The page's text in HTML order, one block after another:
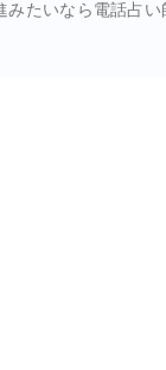
みたいなら電話占い